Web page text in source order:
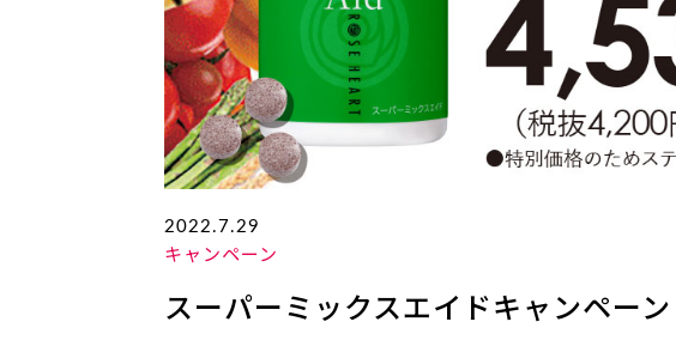
2022.7.29
キャンペーン
スーパーミックスエイドキャンペー